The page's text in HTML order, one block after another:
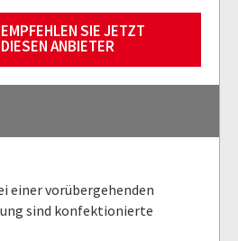
EMPFEHLEN SIE JETZT
DIESEN ANBIETER
einer vorübergehenden
sind konfektionierte